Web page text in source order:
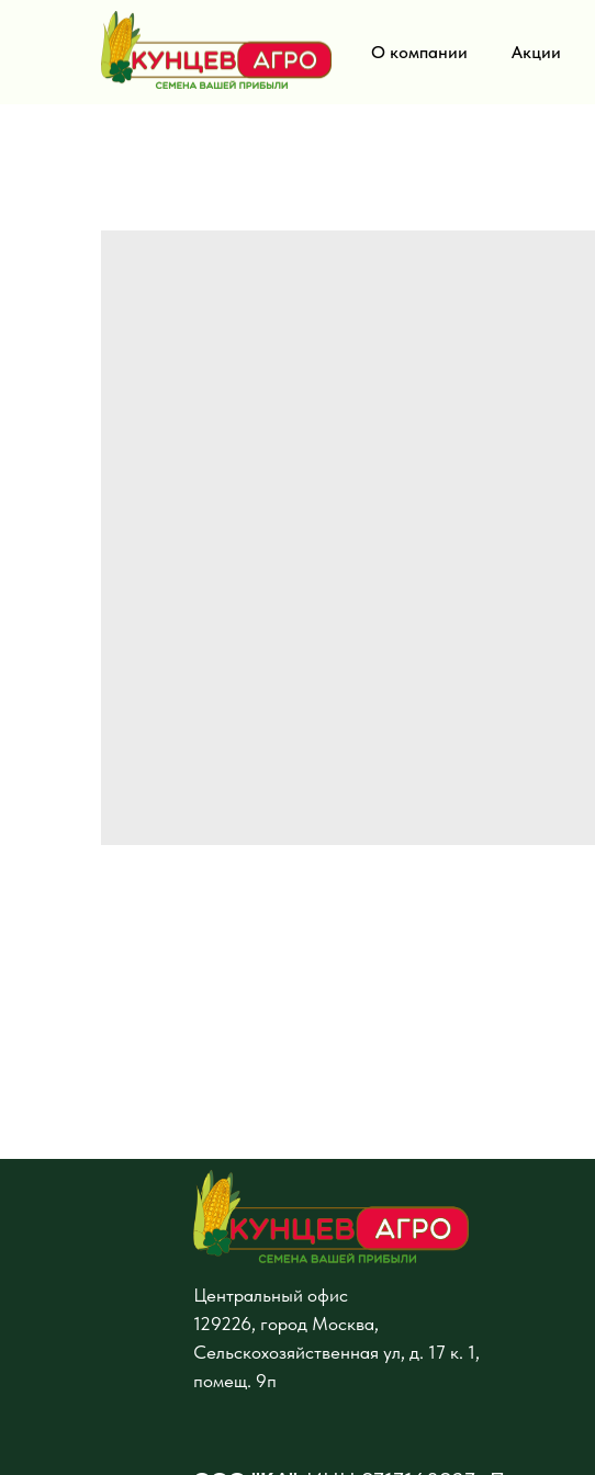
О компании Акции
Центральный офис
129226, город Москва,
Сельскохозяйственная ул, д. 17 к. 1,
помещ. 9п